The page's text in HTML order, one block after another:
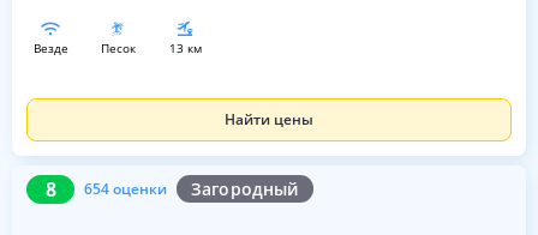
везде песок 13 км
Найти цены
8 654 оценки Загородный
8 654 оценки